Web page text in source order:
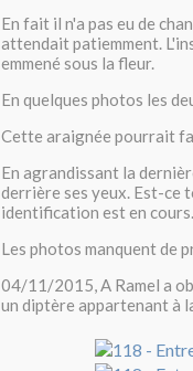
En fait il n'a pas eu de
attendait patiemment.
emmené sous la fleur.
En quelques photos les
Cette araignée pourrait
En agrandissant la
derrière ses yeux. Est-ce
identification est en cours.
Les photos manquent de
04/11/2015, A Ramel a
un diptère appartenant à